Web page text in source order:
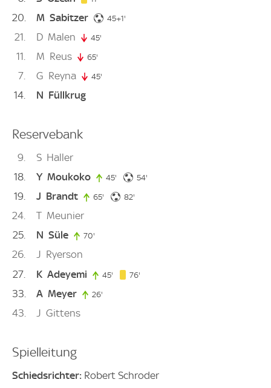
20 M Sabitzer 45+1'
21 D Malen 45'
11 M Reus 65'
7 G Reyna 45'
14 N Füllkrug
Reservebank
9 S Haller
18
Y Moukoko 45' 45. minute
54'
19 J Brandt 65' 65. minute
82'
24 T Meunier
25
N Süle 70'
26 J Ryerson
27
K Adeyemi 45' 45. minute
76'
33 A Meyer 26'
43 J Gittens
Spielleitung
Schiedsrichter: Robert Schroder